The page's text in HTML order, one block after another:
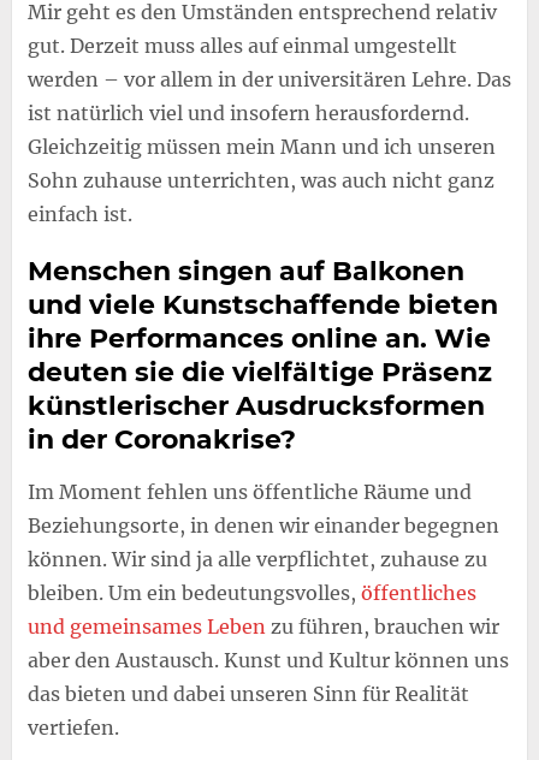
Mir geht es den Umständen entsprechend relativ
gut. Derzeit muss alles auf einmal umgestellt
werden – vor allem in der universitären Lehre. Das
ist natürlich viel und insofern herausfordernd.
Gleichzeitig müssen mein Mann und ich unseren
Sohn zuhause unterrichten, was auch nicht ganz
einfach ist.
Menschen singen auf Balkonen
und viele Kunstschaffende bieten
ihre Performances online an. Wie
deuten sie die vielfältige Präsenz
künstlerischer Ausdrucksformen
in der Coronakrise?
Im Moment fehlen uns öffentliche Räume und
Beziehungsorte, in denen wir einander begegnen
können. Wir sind ja alle verpflichtet, zuhause zu
bleiben. Um ein bedeutungsvolles, öffentliches
und gemeinsames Lebenzu führen, brauchen wir
aber den Austausch. Kunst und Kultur können uns
das bieten und dabei unseren Sinn für Realität
vertiefen.